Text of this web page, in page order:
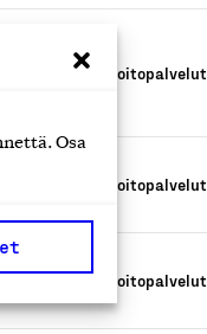
Osa
ja hoitopalvelut
ja hoitopalvelut
ja hoitopalvelut